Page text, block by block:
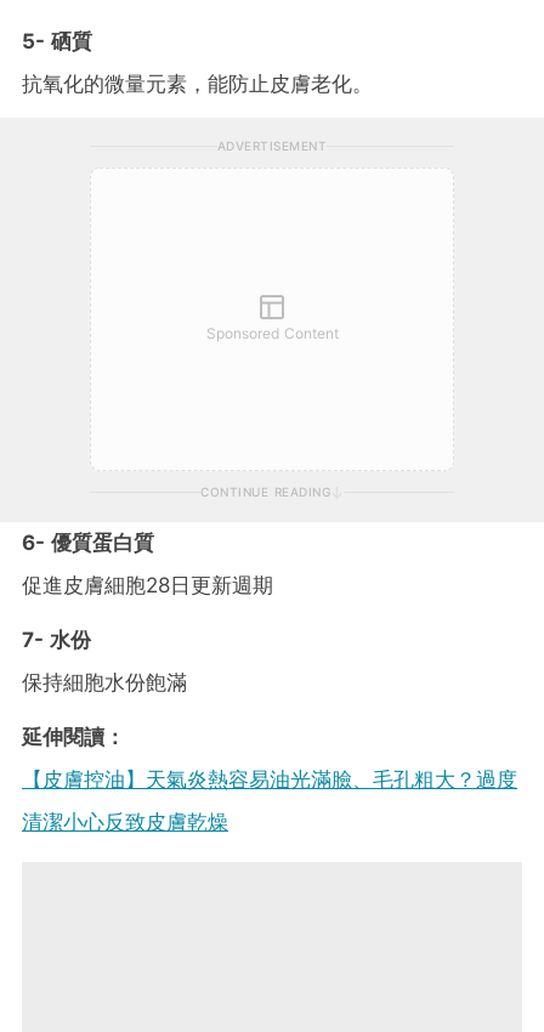
5- 硒質
抗氧化的微量元素，能防止皮膚老化。
ADVERTISEMENT
Sponsored Content
CONTINUE READING
6- 優質蛋白質
促進皮膚細胞28日更新週期
7- 水份
保持細胞水份飽滿
延伸閱讀：
【皮膚控油】天氣炎熱容易油光滿臉、毛孔粗大？過度
清潔小心反致皮膚乾燥